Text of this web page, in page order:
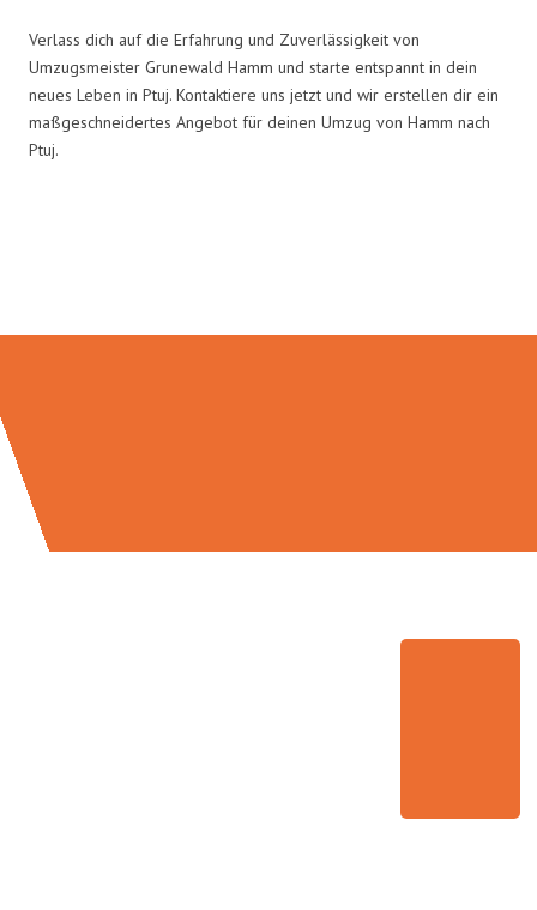
Verlass dich auf die Erfahrung und Zuverlässigkeit von
Umzugsmeister Grunewald Hamm und starte entspannt in dein
neues Leben in Ptuj. Kontaktiere uns jetzt und wir erstellen dir ein
maßgeschneidertes Angebot für deinen Umzug von Hamm nach
Ptuj.